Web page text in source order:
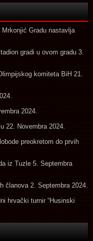
Gradu nastavlja
gradi u ovom gradu 3.
komiteta BiH 21.
2024.
22. Novembra 2024.
preokretom do prvih
iz Tuzle 5. Septembra
članova 2. Septembra 2024.
hrvački turnir “Husinski